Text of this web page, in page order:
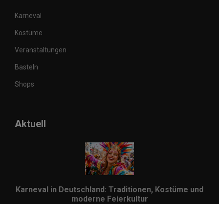
Karneval
Kostüme
Veranstaltungen
Basteln
Shops
Aktuell
Karneval in Deutschland: Traditionen, Kostüme und
moderne Feierkultur